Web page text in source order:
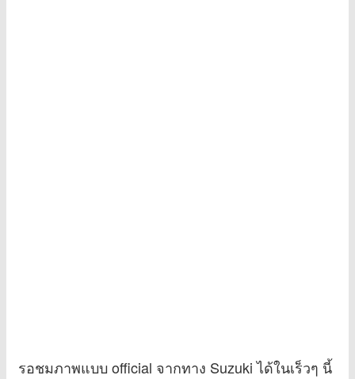
รอชมภาพแบบ official จากทาง Suzuki ได้ในเร็วๆ นี้